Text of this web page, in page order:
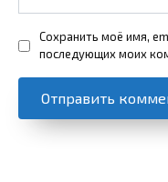
Сохранить моё имя,
последующих моих